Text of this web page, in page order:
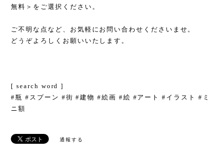
無料＞をご選択ください。
ご不明な点など、お気軽にお問い合わせくださいませ。
どうぞよろしくお願いいたします。
[ search word ]
#瓶 #スプーン #街 #建物 #絵画 #絵 #アート #イラスト #ミ
ニ額
通報する